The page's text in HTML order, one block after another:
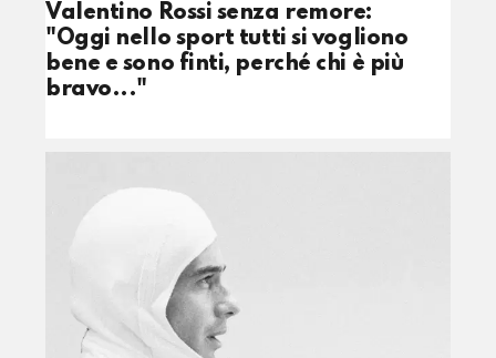
Valentino Rossi senza remore:
"Oggi nello sport tutti si vogliono
bene e sono finti, perché chi è più
bravo..."